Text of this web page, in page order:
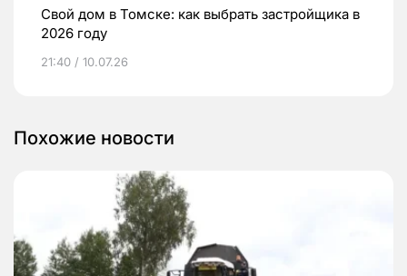
Свой дом в Томске: как выбрать застройщика в
2026 году
21:40 / 10.07.26
Похожие новости